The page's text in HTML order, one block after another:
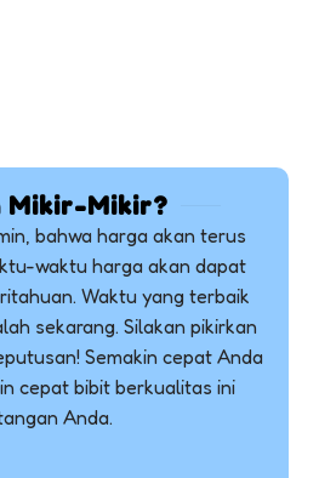
Mikir-Mikir?
bahwa harga akan terus
waktu harga akan dapat
Waktu yang terbaik
sekarang. Silakan pikirkan
Semakin cepat Anda
cepat bibit berkualitas ini
Anda.